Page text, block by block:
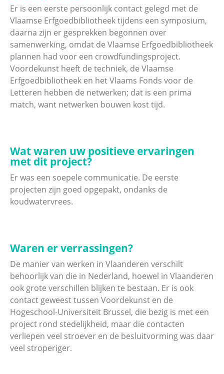
Er is een eerste persoonlijk contact gelegd met de
Vlaamse Erfgoedbibliotheek tijdens een symposium,
daarna zijn er gesprekken begonnen over
samenwerking, omdat de Vlaamse Erfgoedbibliotheek
plannen had voor een crowdfundingsproject.
Voordekunst heeft de techniek, de Vlaamse
Erfgoedbibliotheek en het Vlaams Fonds voor de
Letteren hebben de netwerken; dat is een prima
match, want netwerken bouwen kost tijd.
Wat waren uw positieve ervaringen
met dit project?
Er was een soepele communicatie. De eerste
projecten zijn goed opgepakt, ondanks de
koudwatervrees.
Waren er verrassingen?
De manier van werken in Vlaanderen verschilt
behoorlijk van die in Nederland, hoewel in Vlaanderen
ook grote verschillen blijken te bestaan. Er is ook
contact geweest tussen Voordekunst en de
Hogeschool-Universiteit Brussel, die bezig is met een
project rond stedelijkheid, maar die contacten
verliepen veel stroever en de besluitvorming was daar
veel stroperiger.